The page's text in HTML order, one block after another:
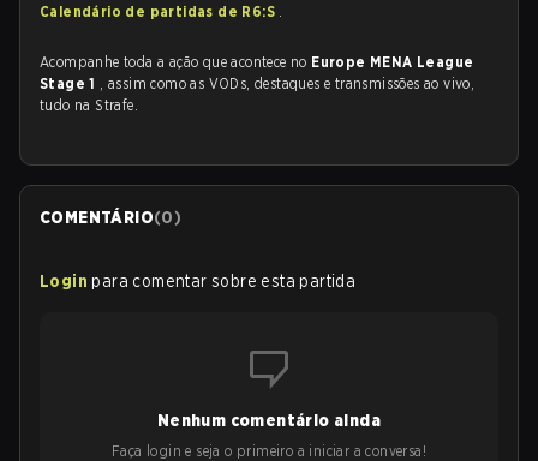
Calendário de partidas de R6:S .
Acompanhe toda a ação que acontece no Europe MENA League
Stage 1 , assim como as VODs, destaques e transmissões ao vivo,
tudo na Strafe.
COMENTÁRIO(0)
Login para comentar sobre esta partida
Nenhum comentário ainda
Faça login e seja o primeiro a iniciar a conversa!